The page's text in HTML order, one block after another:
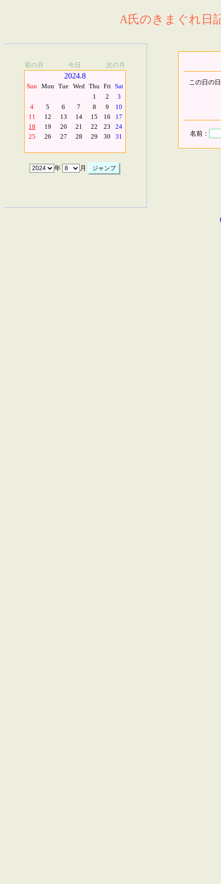
A氏のきまぐれ日
前の月 今日 次の月
2024.8
Sun Mon Tue Wed Thu Fri Sat
1
2
3
4
5 6 7 8 9
10
11
12 13 14 15 16
17
18
19 20 21 22 23
24
25
26 27 28 29 30 31
年 月
この日の
名前：